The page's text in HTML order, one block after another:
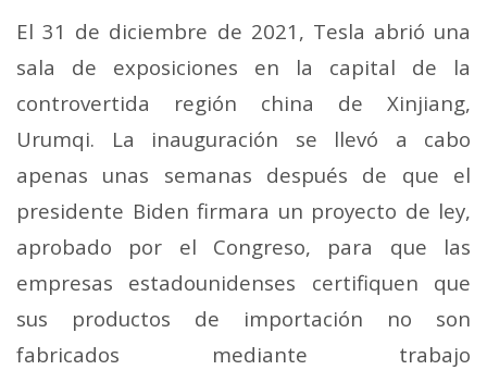
El 31 de diciembre de 2021, Tesla abrió una
sala de exposiciones en la capital de la
controvertida región china de Xinjiang,
Urumqi. La inauguración se llevó a cabo
apenas unas semanas después de que el
presidente Biden firmara un proyecto de ley,
aprobado por el Congreso, para que las
empresas estadounidenses certifiquen que
sus productos de importación no son
fabricados mediante trabajo